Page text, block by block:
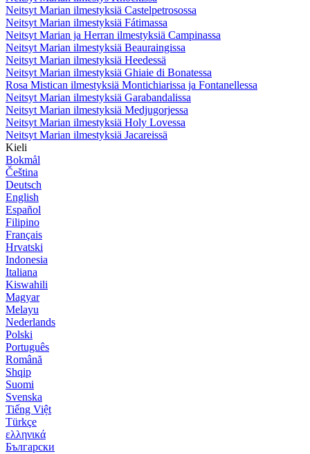
Neitsyt Marian ilmestyksiä Castelpetrosossa
Neitsyt Marian ilmestyksiä Fátimassa
Neitsyt Marian ja Herran ilmestyksiä Campinassa
Neitsyt Marian ilmestyksiä Beauraingissa
Neitsyt Marian ilmestyksiä Heedessä
Neitsyt Marian ilmestyksiä Ghiaie di Bonatessa
Rosa Mistican ilmestyksiä Montichiarissa ja Fontanellessa
Neitsyt Marian ilmestyksiä Garabandalissa
Neitsyt Marian ilmestyksiä Medjugorjessa
Neitsyt Marian ilmestyksiä Holy Lovessa
Neitsyt Marian ilmestyksiä Jacareissä
Kieli
Bokmål
Čeština
Deutsch
English
Español
Filipino
Français
Hrvatski
Indonesia
Italiana
Kiswahili
Magyar
Melayu
Nederlands
Polski
Português
Română
Shqip
Suomi
Svenska
Tiếng Việt
Türkçe
ελληνικά
Български